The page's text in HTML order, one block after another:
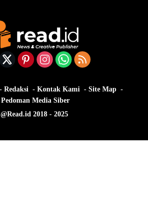
Redaksi Kontak Kami
Site Map
Pedoman Media Siber
@Read.id 2018 - 2025